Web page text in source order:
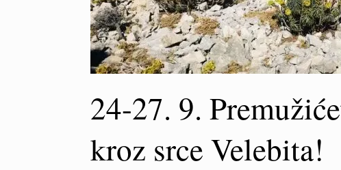
24-27. 9.
kroz srce Velebita!